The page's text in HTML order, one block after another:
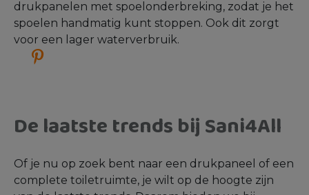
Design toilet
van opvallende kleuren en luxe materialen. Kies
voor jouw design toilet voor houtlook en donkere
dezelfde kleur als de kraan van het fonteinset,
bijvoorbeeld rvs of mat zwart.